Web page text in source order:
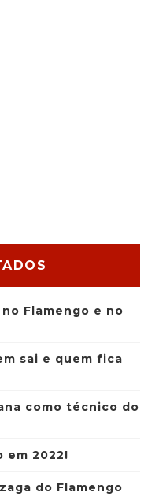
Flamengo e no
sai e quem fica
como técnico do
em 2022!
do Flamengo